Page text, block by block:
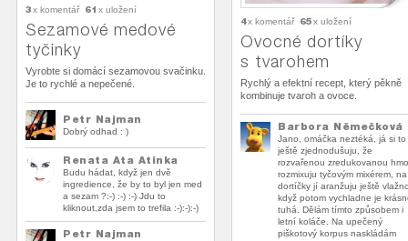
3x komentář 61 x uložení
Sezamové medové
tyčinky
Vyrobte si domácí sezamovou svačinku.
Je to rychlé a nepečené.
Petr Najman
Dobrý odhad : )
Renata Ata Atinka
Budu hádat, když jen dvě
ingredience, že by to byl jen med
a sezam ?:-) :-) :-) Jdu to
kliknout,zda jsem to trefila :-):-):-)
Petr Najman
4x komentář 65x uložení
Ovocné dortíky
s tvarohem
Rychlý a efektní recept, který pěkně
kombinuje tvaroh a ovoce.
Barbora Němečková
Jano, omáčka neztéká, já si to
ještě zjednodušuju, že
rozvařenou zredukovanou
rozmixuju tyčovým mixérem, na
dortíčky jí aranžuju ještě
když potom vychladne je
tuhá. Dělám tímto způsobem i
letní koláče. Na upečený
piškotový korpus naskládám